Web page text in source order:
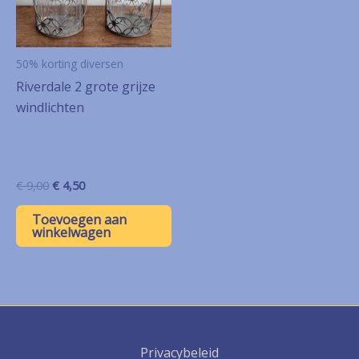
50% korting diversen
Riverdale 2 grote grijze
windlichten
€9,00 Oorspronkelijke
was:
€ 9,00.
€ 4,50Huidige
is:
€ 4,50.
Toevoegen aan
winkelwagen
Privacybeleid